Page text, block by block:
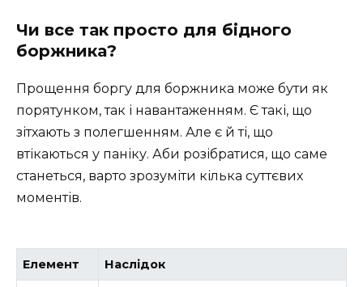
Чи все так просто для бідного
боржника?
Прощення боргу для боржника може бути як
порятунком, так і навантаженням. Є такі, що
зітхають з полегшенням. Але є й ті, що
втікаються у паніку. Аби розібратися, що саме
станеться, варто зрозуміти кілька суттєвих
моментів.
Елемент Наслідок